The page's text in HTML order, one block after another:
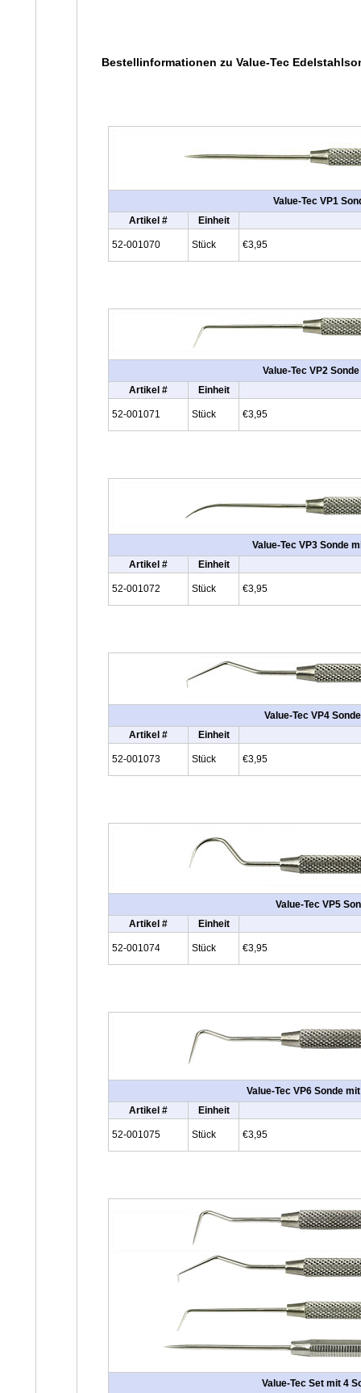
Bestellinformationen zu Value-Tec
Value-Tec VP1
Artikel #
Einheit
52-001070 Stück €3,95
Value-Tec VP2
Artikel #
Einheit
52-001071 Stück €3,95
Value-Tec VP3 Sonde
Artikel #
Einheit
52-001072 Stück €3,95
Value-Tec VP4
Artikel #
Einheit
52-001073 Stück €3,95
Value-Tec VP5
Artikel #
Einheit
52-001074 Stück €3,95
Value-Tec VP6 Sonde
Artikel #
Einheit
52-001075 Stück €3,95
Value-Tec Set mit 4